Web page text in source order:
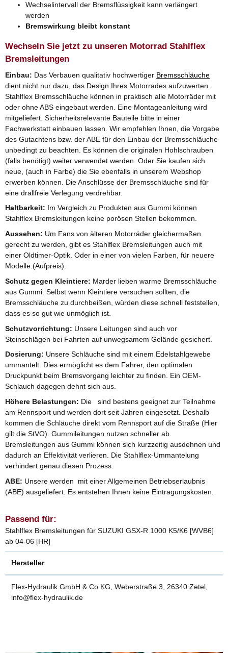
Wechselintervall der Bremsflüssigkeit kann verlängert
werden
Bremswirkung bleibt konstant
Wechseln Sie jetzt zu unseren Motorrad Stahlflex
Bremsleitungen
Einbau: Das Verbauen qualitativ hochwertiger Bremsschläuche
dient nicht nur dazu, das Design Ihres Motorrades aufzuwerten.
Stahlflex Bremsschläuche können in praktisch alle Motorräder mit
oder ohne ABS eingebaut werden. Eine Montageanleitung wird
mitgeliefert. Sicherheitsrelevante Bauteile bitte in einer
Fachwerkstatt einbauen lassen. Wir empfehlen Ihnen, die Vorgabe
des Gutachtens bzw. der ABE für den Einbau der Bremsschläuche
unbedingt zu beachten. Es können die originalen Hohlschrauben
(falls benötigt) weiter verwendet werden. Oder Sie kaufen sich
neue, (auch in Farbe) die Sie ebenfalls in unserem Webshop
erwerben können. Die Anschlüsse der Bremsschläuche sind für
eine drallfreie Verlegung verdrehbar.
Haltbarkeit: Im Vergleich zu Produkten aus Gummi können
Stahlflex Bremsleitungen keine porösen Stellen bekommen.
Aussehen: Um Fans von älteren Motorräder gleichermaßen
gerecht zu werden, gibt es Stahlflex Bremsleitungen auch mit
einer Oldtimer-Optik. Oder in einer von vielen Farben, für neuere
Modelle.(Aufpreis).
Schutz gegen Kleintiere: Marder lieben warme Bremsschläuche
aus Gummi. Selbst wenn Kleintiere versuchen sollten, die
Bremsschläuche zu durchbeißen, würden diese schnell feststellen,
dass es so gut wie unmöglich ist.
Schutzvorrichtung: Unsere Leitungen sind auch vor
Steinschlägen bei Fahrten auf unwegsamem Gelände gesichert.
Dosierung: Unsere Schläuche sind mit einem Edelstahlgewebe
ummantelt. Dies ermöglicht es dem Fahrer, den optimalen
Druckpunkt beim Bremsvorgang leichter zu finden. Ein OEM-
Schlauch dagegen dehnt sich aus.
Höhere Belastungen: Die sind bestens geeignet zur Teilnahme
am Rennsport und werden dort seit Jahren eingesetzt. Deshalb
kommen die Schläuche direkt vom Rennsport auf die Straße (Hier
gilt die StVO). Gummileitungen nutzen schneller ab.
Bremsleitungen aus Gummi können sich kurzzeitig ausdehnen und
dadurch an Effektivität verlieren. Die Stahlflex-Ummantelung
verhindert genau diesen Prozess.
ABE: Unsere werden mit einer Allgemeinen Betriebserlaubnis
(ABE) ausgeliefert. Es entstehen Ihnen keine Eintragungskosten.
Passend für:
Stahlflex Bremsleitungen für SUZUKI GSX-R 1000 K5/K6 [WVB6]
ab 04-06 [HR]
Hersteller
Flex-Hydraulik GmbH & Co KG, Weberstraße 3, 26340 Zetel,
info@flex-hydraulik.de